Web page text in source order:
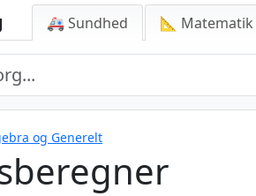
🚑 Sundhed 📐 Matematik
og Generelt